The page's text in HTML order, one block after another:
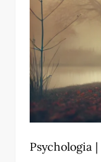
Psychologia